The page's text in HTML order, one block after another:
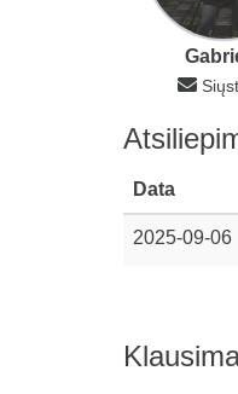
Data
2025-09-06